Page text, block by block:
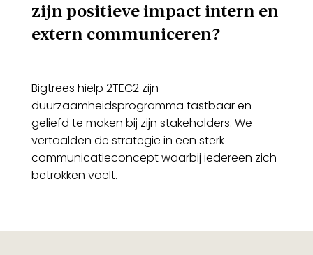
zijn positieve impact intern en
extern communiceren?
Bigtrees hielp 2TEC2 zijn
duurzaamheidsprogramma tastbaar en
geliefd te maken bij zijn stakeholders. We
vertaalden de strategie in een sterk
communicatieconcept waarbij iedereen zich
betrokken voelt.